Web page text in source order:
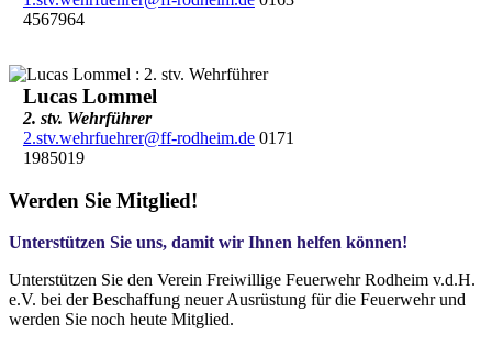
4567964
Lucas Lommel
2. stv. Wehrführer
2.stv.wehrfuehrer@ff-rodheim.de0171
1985019
Werden Sie Mitglied!
Unterstützen Sie uns, damit wir Ihnen helfen können!
Unterstützen Sie den Verein Freiwillige Feuerwehr Rodheim v.d.H.
e.V. bei der Beschaffung neuer Ausrüstung für die Feuerwehr und
werden Sie noch heute Mitglied.